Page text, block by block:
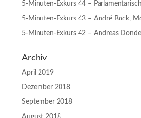
5-Minuten-Exkurs 44 –
5-Minuten-Exkurs 43 – André Bock,
5-Minuten-Exkurs 42 – Andreas
Archiv
April 2019
Dezember 2018
September 2018
August 2018